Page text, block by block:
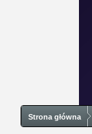
Strona główna